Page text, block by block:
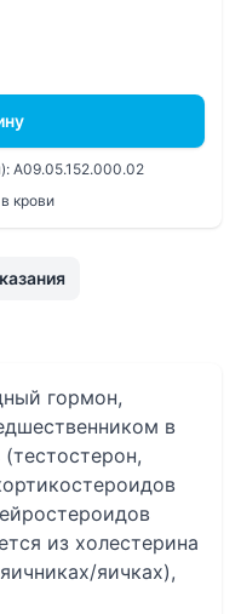
гормон,
в
из холестерина
яичках),
A09.05.152.000.02
крови